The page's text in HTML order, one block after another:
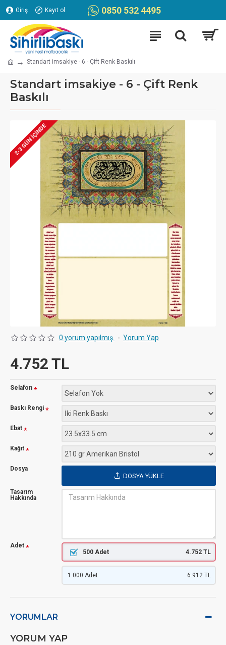
Giriş Kayıt ol 0850 532 4495
Standart imsakiye - 6 - Çift Renk Baskılı
Standart imsakiye - 6 - Çift Renk
Baskılı
2-3 GÜN IÇINDE
0 yorum yapılmış. - Yorum Yap
4.752 TL
Selafon
Baskı Rengi
Ebat
Kağıt
Dosya
DOSYA YÜKLE
Tasarım
Hakkında
Adet
500 Adet
4.752 TL
1.000 Adet 6.912 TL
YORUMLAR
YORUM YAP